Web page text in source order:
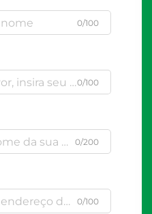
0/100
0/100
0/200
0/100